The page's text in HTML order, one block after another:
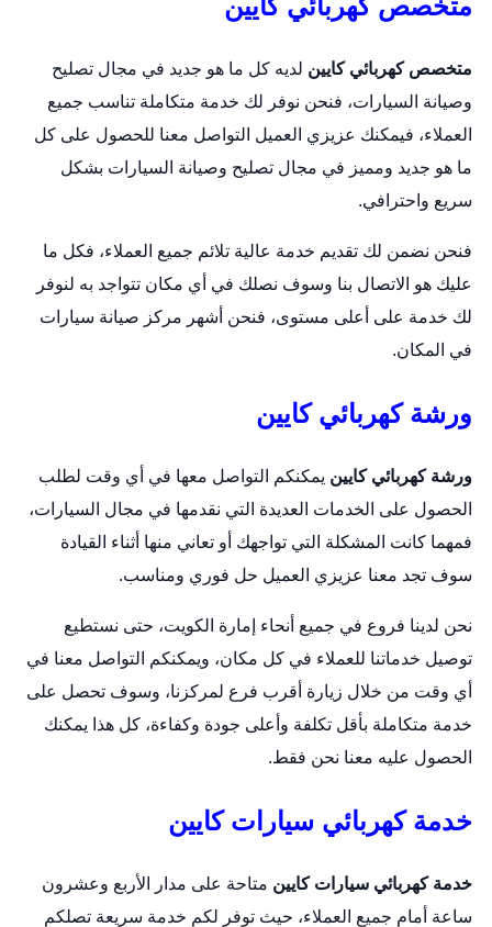
متخصص كهربائي كايين
متخصص كهربائي كايين لديه كل ما هو جديد في مجال تصليح
وصيانة السيارات، فنحن نوفر لك خدمة متكاملة تناسب جميع
العملاء، فيمكنك عزيزي العميل التواصل معنا للحصول على كل
ما هو جديد ومميز في مجال تصليح وصيانة السيارات بشكل
سريع واحترافي.
فنحن نضمن لك تقديم خدمة عالية تلائم جميع العملاء، فكل ما
عليك هو الاتصال بنا وسوف نصلك في أي مكان تتواجد به لنوفر
لك خدمة على أعلى مستوى، فنحن أشهر مركز صيانة سيارات
في المكان.
ورشة كهربائي كايين
ورشة كهربائي كايين يمكنكم التواصل معها في أي وقت لطلب
الحصول على الخدمات العديدة التي نقدمها في مجال السيارات،
فمهما كانت المشكلة التي تواجهك أو تعاني منها أثناء القيادة
سوف تجد معنا عزيزي العميل حل فوري ومناسب.
نحن لدينا فروع في جميع أنحاء إمارة الكويت، حتى نستطيع
توصيل خدماتنا للعملاء في كل مكان، ويمكنكم التواصل معنا في
أي وقت من خلال زيارة أقرب فرع لمركزنا، وسوف تحصل على
خدمة متكاملة بأقل تكلفة وأعلى جودة وكفاءة، كل هذا يمكنك
الحصول عليه معنا نحن فقط.
خدمة كهربائي سيارات كايين
خدمة كهربائي سيارات كايين متاحة على مدار الأربع وعشرون
ساعة أمام جميع العملاء، حيث توفر لكم خدمة سريعة تصلكم